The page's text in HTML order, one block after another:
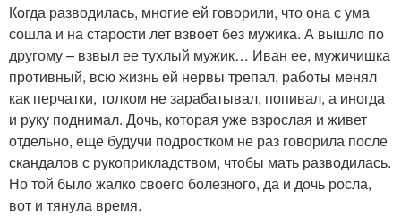
Когда разводилась, многие ей говорили, что она с ума
сошла и на старости лет взвоет без мужика. А вышло по
другому – взвыл ее тухлый мужик… Иван ее, мужичишка
противный, всю жизнь ей нервы трепал, работы менял
как перчатки, толком не зарабатывал, попивал, а иногда
и руку поднимал. Дочь, которая уже взрослая и живет
отдельно, еще будучи подростком не раз говорила после
скандалов с рукоприкладством, чтобы мать разводилась.
Но той было жалко своего болезного, да и дочь росла,
вот и тянула время.